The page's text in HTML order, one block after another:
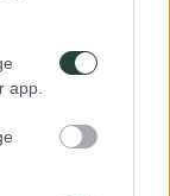
app.